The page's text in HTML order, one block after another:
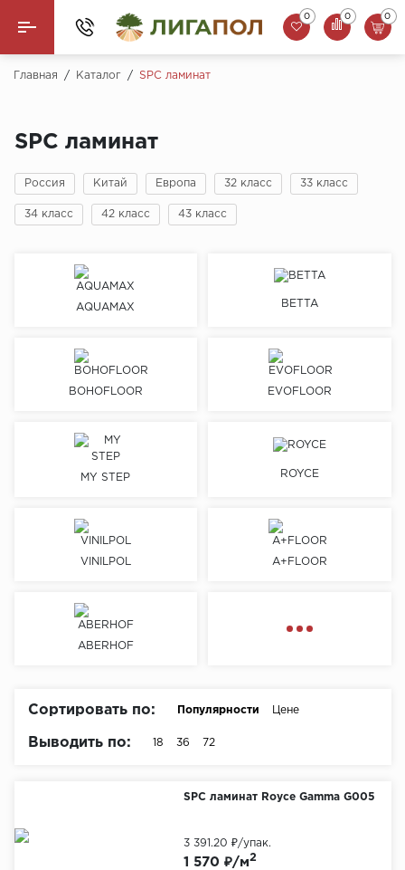
Назад
Паркетная доска
Инженерная доска
MSPC ламинат
Стеновые панели
0 0 0
Главная / Каталог / SPC ламинат
SPC ламинат
Россия Китай Европа 32 класс 33 класс
34 класс 42 класс 43 класс
AQUAMAX BETTA
BOHOFLOOR EVOFLOOR
MY STEP ROYCE
VINILPOL A+FLOOR
ABERHOF
Сортировать по: Популярности Цене
Выводить по: 18 36 72
SPC ламинат Royce Gamma G005
1 570 ₽/м2
3 391.20 ₽/упак.